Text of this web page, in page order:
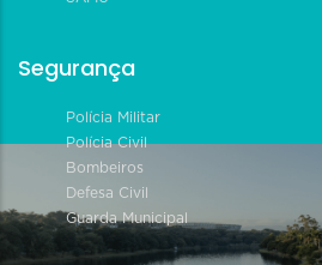
Segurança
Polícia Militar
Polícia Civil
Bombeiros
Defesa Civil
Guarda Municipal